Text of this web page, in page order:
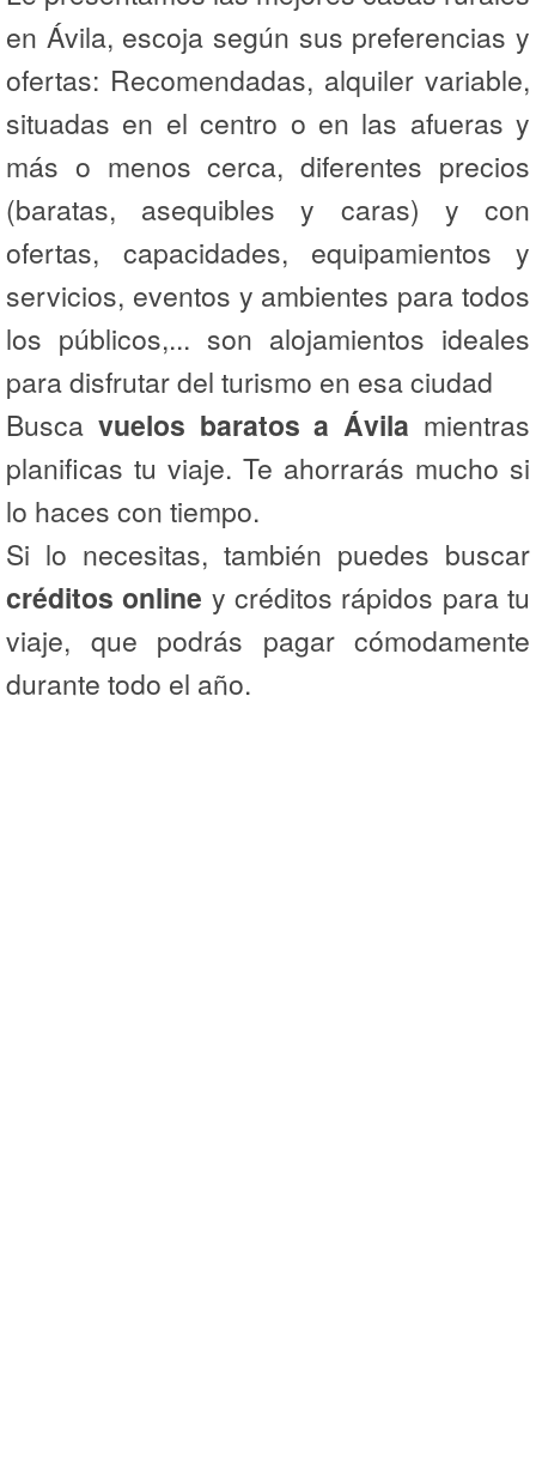
en Ávila, escoja según sus preferencias y
ofertas: Recomendadas, alquiler variable,
situadas en el centro o en las afueras y
más o menos cerca, diferentes precios
(baratas, asequibles y caras) y con
ofertas, capacidades, equipamientos y
servicios, eventos y ambientes para todos
los públicos,... son alojamientos ideales
para disfrutar del turismo en esa ciudad
Busca vuelos baratos a Ávila mientras
planificas tu viaje. Te ahorrarás mucho si
lo haces con tiempo.
Si lo necesitas, también puedes buscar
créditos online y créditos rápidos para tu
viaje, que podrás pagar cómodamente
durante todo el año.